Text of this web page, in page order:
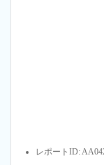
レポートID: